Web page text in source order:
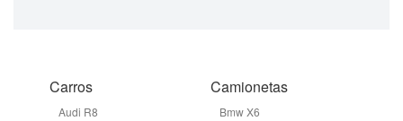
Carros
Audi R8
Camionetas
Bmw X6